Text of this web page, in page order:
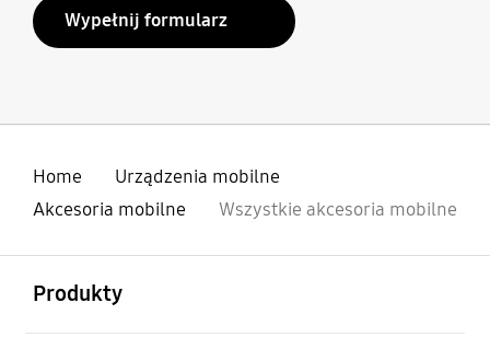
Wypełnij formularz
Home
Urządzenia mobilne
Akcesoria mobilne
Wszystkie akcesoria mobilne
Produkty